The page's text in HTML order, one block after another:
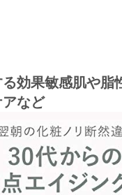
効果敏感肌や脂
など